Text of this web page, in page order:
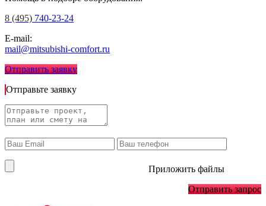
8 (495) 740-23-24
E-mail:
mail@mitsubishi-comfort.ru
Отправить заявку
Отправьте заявку
Приложить файлы
Отправить запрос